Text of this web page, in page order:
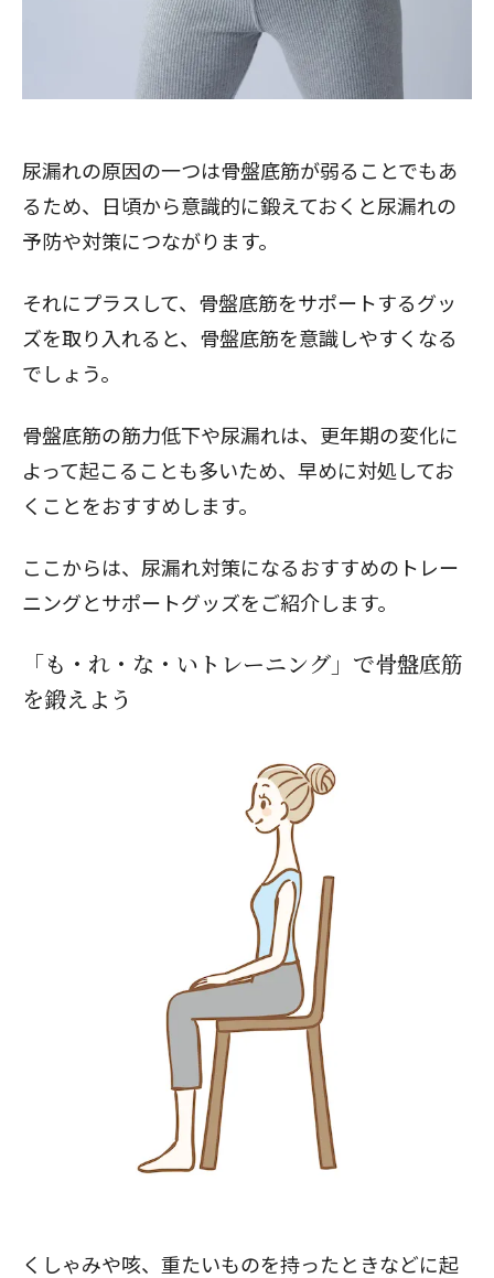
尿漏れの原因の一つは骨盤底筋が弱ることでもあ
るため、日頃から意識的に鍛えておくと尿漏れの
予防や対策につながります。
それにプラスして、骨盤底筋をサポートするグッ
ズを取り入れると、骨盤底筋を意識しやすくなる
でしょう。
骨盤底筋の筋力低下や尿漏れは、更年期の変化に
よって起こることも多いため、早めに対処してお
くことをおすすめします。
ここからは、尿漏れ対策になるおすすめのトレー
ニングとサポートグッズをご紹介します。
「も・れ・な・いトレーニング」で骨盤底筋
を鍛えよう
くしゃみや咳、重たいものを持ったときなどに起
閉じる